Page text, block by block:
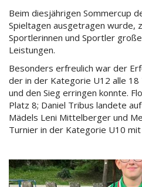
Beim diesjährigen Sommercup
Spieltagen ausgetragen wurde,
Sportlerinnen und Sportler
Leistungen.
Besonders erfreulich war der
der in der Kategorie U12 alle 18
und den Sieg erringen konnte.
Platz 8; Daniel Tribus landete
Mädels Leni Mittelberger und
Turnier in der Kategorie U10